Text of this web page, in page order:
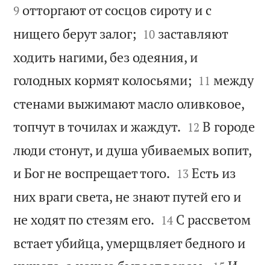
9 отторгают от сосцов сироту и с
нищего берут залог; 

10 заставляют
ходить нагими, без одеяния, и
голодных кормят колосьями; 

11 между
стенами выжимают масло оливковое,
топчут в точилах и жаждут. 

12 В городе
люди стонут, и душа убиваемых вопит,
и Бог не воспрещает того. 

13 Есть из
них враги света, не знают путей его и
не ходят по стезям его. 

14 С рассветом
встает убийца, умерщвляет бедного и